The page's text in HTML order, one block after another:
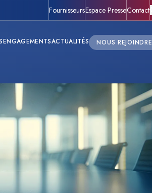
FournisseursEspace PresseContact
ENGAGEMENTSACTUALITÉS NOUS REJOINDRE